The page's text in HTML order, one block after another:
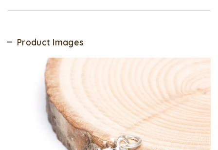
Product Images